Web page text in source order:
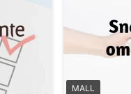
MALL